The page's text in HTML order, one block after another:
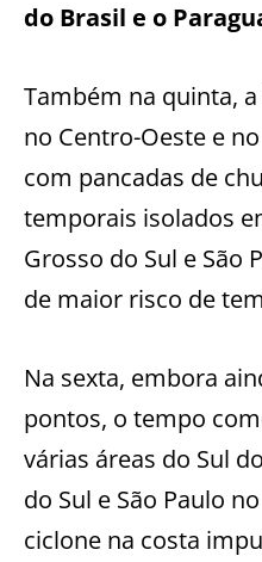
do Brasil e o
Também na quinta,
no Centro-Oeste e
com pancadas de
temporais isolados
Grosso do Sul e São
de maior risco de
Na sexta, embora
pontos, o tempo
várias áreas do Sul
do Sul e São Paulo
ciclone na costa